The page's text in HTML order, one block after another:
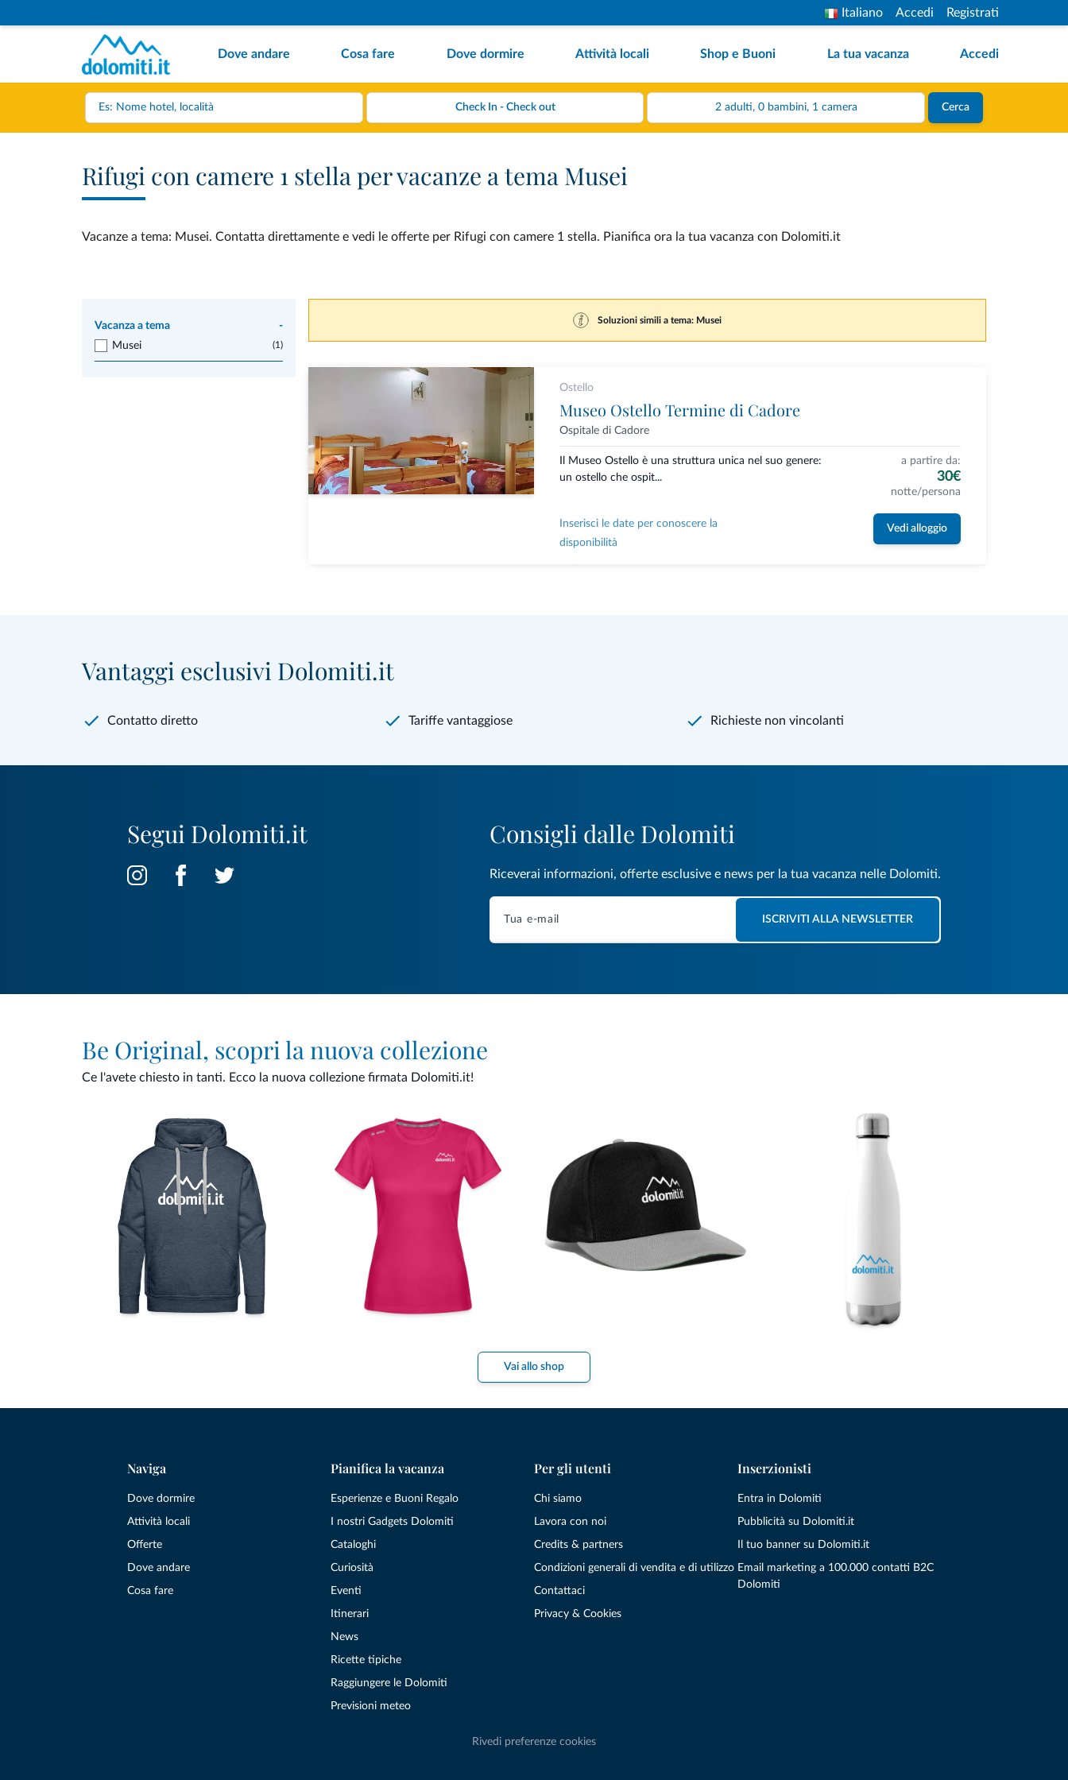
Italiano Accedi Registrati
Dove andare Cosa fare Dove dormire Attività locali Shop e Buoni La tua vacanza Accedi
2 adulti, 0 bambini, 1 camera Cerca
Rifugi con camere 1 stella per vacanze a tema Musei
Vacanze a tema: Musei. Contatta direttamente e vedi le offerte per Rifugi con camere 1 stella. Pianifica ora la tua vacanza con Dolomiti.it
Vacanza a tema
-
Musei
(1)
Soluzioni simili a tema: Musei
Ostello
Museo Ostello Termine di Cadore
Ospitale di Cadore
Il Museo Ostello è una struttura unica nel suo genere:
un ostello che ospit...
a partire da:
30€
notte/persona
Inserisci le date per conoscere la
disponibilità
Vedi alloggio
Vantaggi esclusivi Dolomiti.it
Contatto diretto Tariffe vantaggiose Richieste non vincolanti
Segui Dolomiti.it Consigli dalle Dolomiti
Riceverai informazioni, offerte esclusive e news per la tua vacanza nelle Dolomiti.
ISCRIVITI ALLA NEWSLETTER
Be Original, scopri la nuova collezione
Ce l'avete chiesto in tanti. Ecco la nuova collezione firmata Dolomiti.it!
Vai allo shop
Naviga
Dove dormire
Attività locali
Offerte
Dove andare
Cosa fare
Pianifica la vacanza
Esperienze e Buoni Regalo
I nostri Gadgets Dolomiti
Cataloghi
Curiosità
Eventi
Itinerari
News
Ricette tipiche
Raggiungere le Dolomiti
Previsioni meteo
Per gli utenti
Chi siamo
Lavora con noi
Credits & partners
Condizioni generali di vendita e di utilizzo
Contattaci
Privacy & Cookies
Inserzionisti
Entra in Dolomiti
Pubblicità su Dolomiti.it
Il tuo banner su Dolomiti.it
Email marketing a 100.000 contatti B2C
Dolomiti
Rivedi preferenze cookies